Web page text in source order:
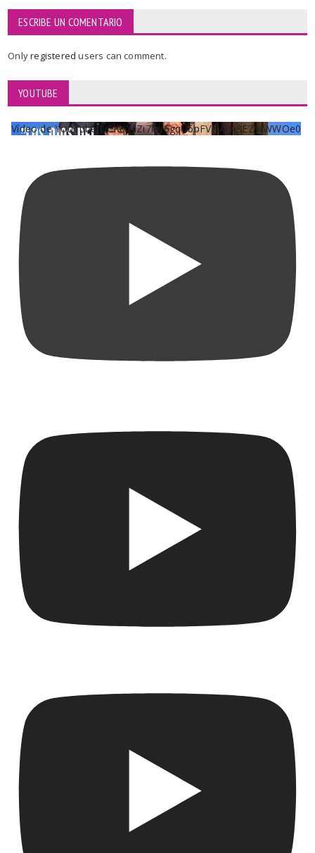
ESCRIBE UN COMENTARIO
Onlyregisteredusers can comment.
YOUTUBE
Vídeo de YouTube UCKqYjiZi7lzy6gqU6pFVFiA_A3EZ9JWWOe0